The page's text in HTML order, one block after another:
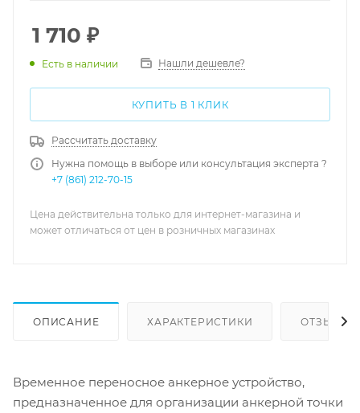
1 710 ₽
Есть в наличии Нашли дешевле?
КУПИТЬ В 1 КЛИК
Рассчитать доставку
Нужна помощь в выборе или консультация эксперта ?
+7 (861) 212-70-15
Цена действительна только для интернет-магазина и
может отличаться от цен в розничных магазинах
ОПИСАНИЕ ХАРАКТЕРИСТИКИ ОТЗЫВЫ
Временное переносное анкерное устройство,
предназначенное для организации анкерной точки